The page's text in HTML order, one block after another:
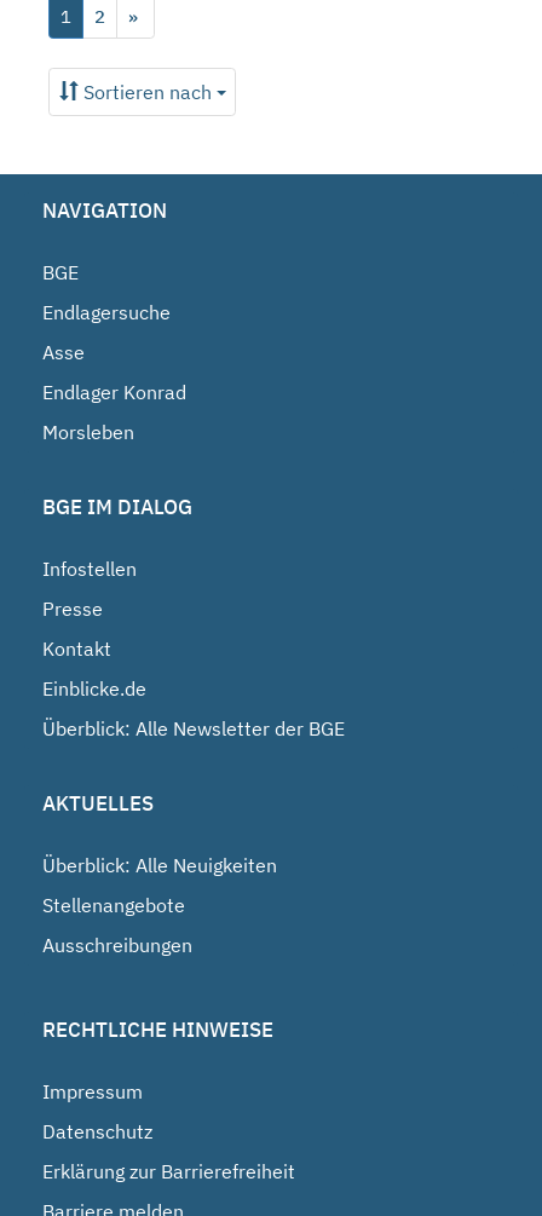
1 2 »
Sortieren nach
NAVIGATION
BGE
Endlagersuche
Asse
Endlager Konrad
Morsleben
BGE IM DIALOG
Infostellen
Presse
Kontakt
Einblicke.de
Überblick: Alle Newsletter der BGE
AKTUELLES
Überblick: Alle Neuigkeiten
Stellenangebote
Ausschreibungen
RECHTLICHE HINWEISE
Impressum
Datenschutz
Erklärung zur Barrierefreiheit
Barriere melden